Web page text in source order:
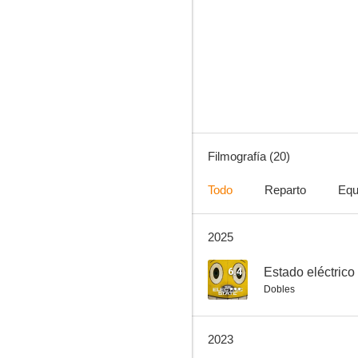
--
Filmografía (20)
Todo Reparto
2025
6.4 Estado eléctrico
Dobles
2023